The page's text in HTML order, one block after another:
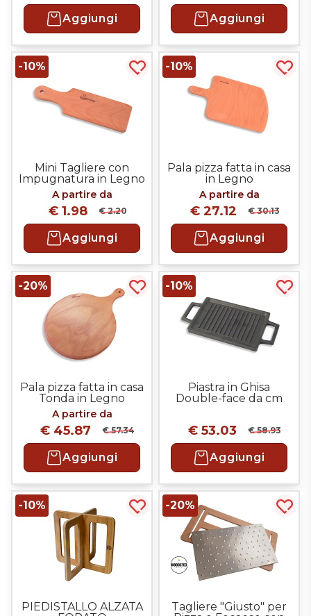
Aggiungi Aggiungi
Mini Tagliere con
Impugnatura in Legno
A partire da
-10%
€ 1.98 € 2.20
Aggiungi
Acquista più tardi
Pala pizza fatta in casa
in Legno
A partire da
-10%
€ 27.12 € 30.13
Aggiungi
Pala pizza fatta in casa
Tonda in Legno
A partire da
-20%
€ 45.87 € 57.34
Aggiungi
Acquista più tardi
Piastra in Ghisa
Double-face da cm
-10%
€ 53.03 € 58.93
Aggiungi
PIEDISTALLO ALZATA
-10%
Acquista più tardi
Tagliere "Giusto" per
-20%